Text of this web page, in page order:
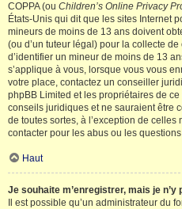
COPPA (ou Children’s Online Privacy
États-Unis qui dit que les sites Internet
mineurs de moins de 13 ans doivent
(ou d’un tuteur légal) pour la collecte
d’identifier un mineur de moins de 13
s’applique à vous, lorsque vous vous
votre place, contactez un conseiller
phpBB Limited et les propriétaires de
conseils juridiques et ne sauraient être
de toutes sortes, à l’exception de
contacter pour les abus ou les
Haut
Je souhaite m’enregistrer, mais je n’y
Il est possible qu’un administrateur du